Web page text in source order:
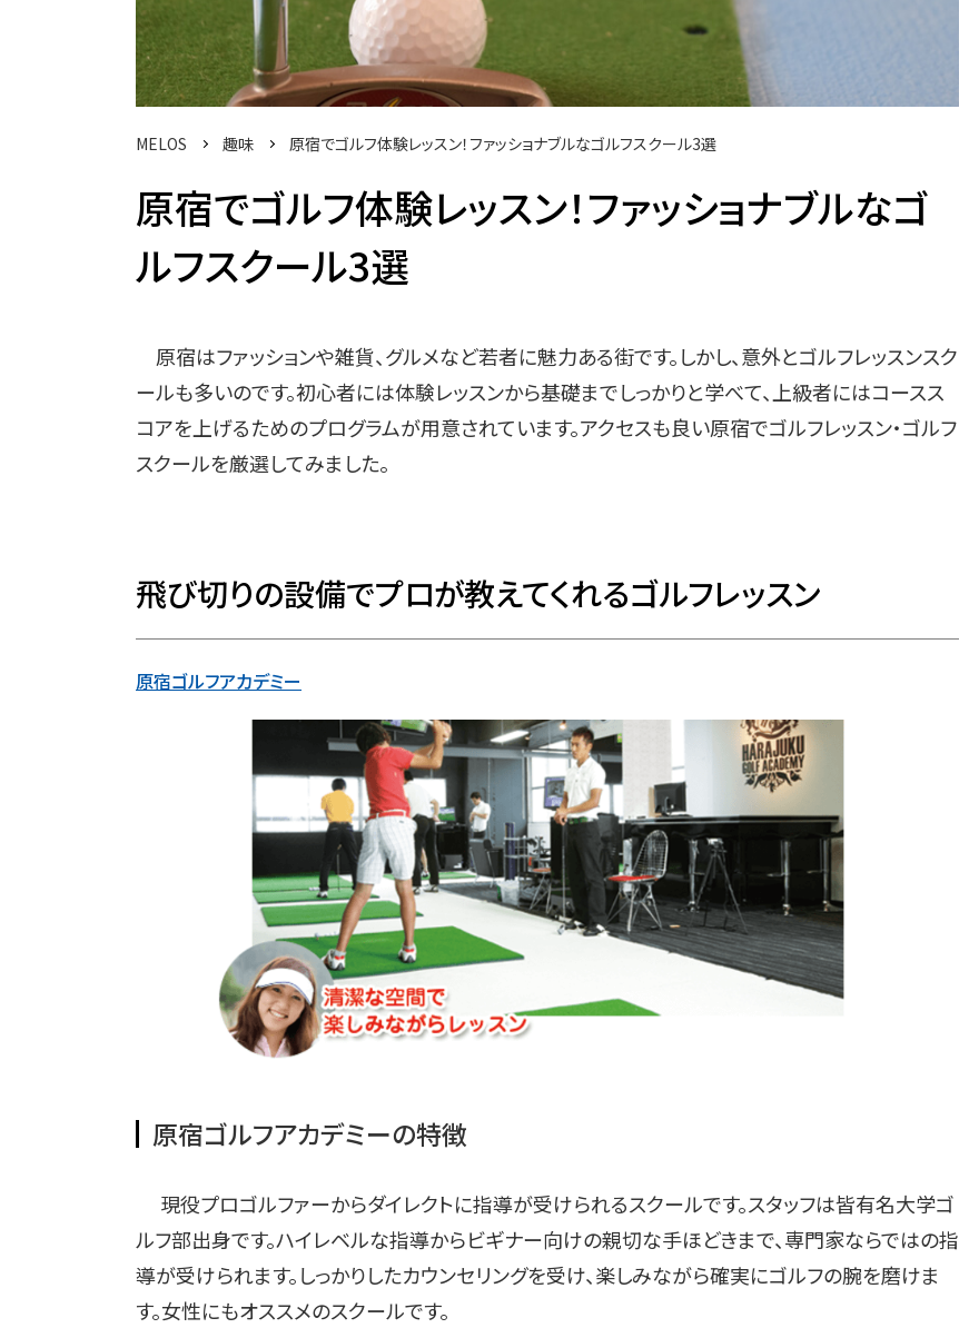
MELOS 趣味 原宿でゴルフ体験レッスン！ファッショナブルなゴルフスクール3選
原宿でゴルフ体験レッスン！ファッショナブルなゴ
ルフスクール3選
原宿はファッションや雑貨、グルメなど若者に魅力ある街です。しかし、意外とゴルフレッスンスク
ールも多いのです。初心者には体験レッスンから基礎までしっかりと学べて、上級者にはコースス
コアを上げるためのプログラムが用意されています。アクセスも良い原宿でゴルフレッスン・ゴルフ
スクールを厳選してみました。
飛び切りの設備でプロが教えてくれるゴルフレッスン
原宿ゴルフアカデミー
原宿ゴルフアカデミーの特徴
現役プロゴルファーからダイレクトに指導が受けられるスクールです。スタッフは皆有名大学ゴ
ルフ部出身です。ハイレベルな指導からビギナー向けの親切な手ほどきまで、専門家ならではの指
導が受けられます。しっかりしたカウンセリングを受け、楽しみながら確実にゴルフの腕を磨けま
す。女性にもオススメのスクールです。